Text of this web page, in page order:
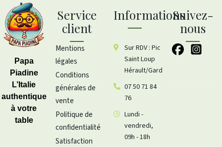
Papa
Piadine
L’Italie
authentique
à votre
table
Service
client
Mentions
légales
Conditions
générales de
vente
Politique de
confidentialité
Satisfaction
Informations
Sur RDV : Pic
Saint Loup
Hérault/Gard
07 50 71 84
76
Lundi -
vendredi,
09h - 18h
Suivez-
nous